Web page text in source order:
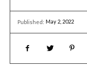
Published: May 2, 2022